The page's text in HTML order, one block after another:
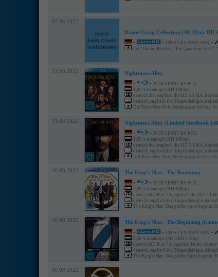
07.04.2022
Daniel Craig Collection (4K Ultra HD
•
• 20TH CENTURY FOX •
mit "Casino Royale", "Ein Quantum Trost",
31.03.2022
Nightmare Alley
•
• 20TH CENTURY FOX
1,85:1 anamorph (HD 1080p)
deutsch dts, englisch dts-HD 5.1 MA,
deutsch, englisch für Hörgeschädigte,
Del Toros Neo-Noir, Setdesign at its best,
31.03.2022
Nightmare Alley (Limited Steelbook
•
• 20TH CENTURY FOX
1,85:1 anamorph (HD 1080p)
deutsch dts, englisch dts-HD 5.1 MA,
deutsch, englisch für Hörgeschädigte,
Del Toros Neo-Noir, Setdesign at its best,
10.03.2022
The King's Man - The Beginning
•
• 20TH CENTURY FOX
2,39:1 anamorph (HD 1080p)
deutsch DD Plus 7.1, englisch dts-HD 7.1
deutsch, englisch für Hörgeschädigte,
The King's Man: Das größte Spiel beginnt,
10.03.2022
The King's Man - The Beginning
•
• 20TH CENTURY FOX •
2,39:1 anamorph (4K UHD 2160p)
deutsch DD Plus 7.1, englisch Dolby
deutsch, englisch für Hörgeschädigte,
The King's Man: Das größte Spiel beginnt,
10.03.2022